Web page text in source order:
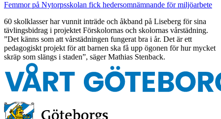
Femmor på Nytorpsskolan fick hedersomnämnande för miljöarbete
60 skolklasser har vunnit inträde och åkband på Liseberg för sina
tävlingsbidrag i projektet Förskolornas och skolornas vårstädning.
”Det känns som att vårstädningen fungerat bra i år. Det är ett
pedagogiskt projekt för att barnen ska få upp ögonen för hur mycket
skräp som slängs i staden”, säger Mathias Stenback.